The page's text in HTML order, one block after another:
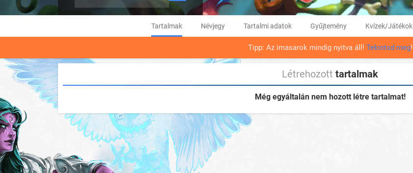
Tartalmak Névjegy Tartalmi adatok Gyűjtemény Kvízek/Játékok
Tipp: Az imasarok mindig nyitva áll! Tekintsd meg!
Létrehozott tartalmak
Még egyáltalán nem hozott létre tartalmat!